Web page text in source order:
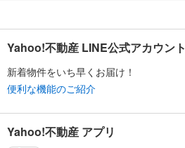
Yahoo!不動産 LINE公式アカウント
新着物件をいち早くお届け！
便利な機能のご紹介
Yahoo!不動産 アプリ